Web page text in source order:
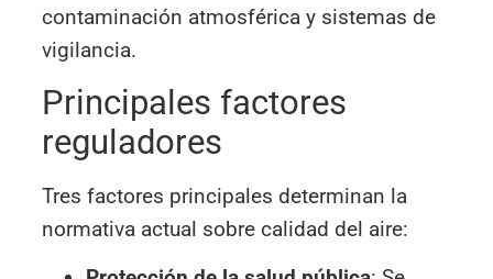
contaminación atmosférica y sistemas de
vigilancia.
Principales factores
reguladores
Tres factores principales determinan la
normativa actual sobre calidad del aire: